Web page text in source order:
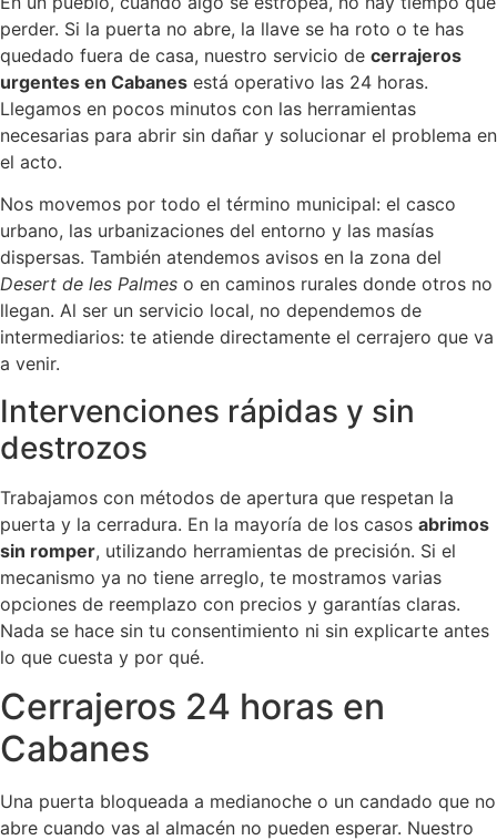
perder. Si la puerta no abre, la llave se ha roto o te has
quedado fuera de casa, nuestro servicio de cerrajeros
urgentes en Cabanes está operativo las 24 horas.
Llegamos en pocos minutos con las herramientas
necesarias para abrir sin dañar y solucionar el problema en
el acto.
Nos movemos por todo el término municipal: el casco
urbano, las urbanizaciones del entorno y las masías
dispersas. También atendemos avisos en la zona del
Desert de les Palmes o en caminos rurales donde otros no
llegan. Al ser un servicio local, no dependemos de
intermediarios: te atiende directamente el cerrajero que va
a venir.
Intervenciones rápidas y sin
destrozos
Trabajamos con métodos de apertura que respetan la
puerta y la cerradura. En la mayoría de los casos abrimos
sin romper, utilizando herramientas de precisión. Si el
mecanismo ya no tiene arreglo, te mostramos varias
opciones de reemplazo con precios y garantías claras.
Nada se hace sin tu consentimiento ni sin explicarte antes
lo que cuesta y por qué.
Cerrajeros 24 horas en
Cabanes
Una puerta bloqueada a medianoche o un candado que no
abre cuando vas al almacén no pueden esperar. Nuestro